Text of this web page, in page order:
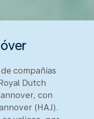
compañías
Dutch
con
(HAJ).